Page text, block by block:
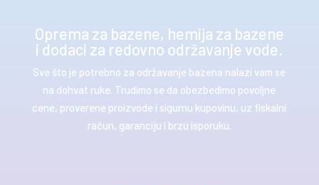
Oprema za bazene, hemija za bazene
i dodaci za redovno održavanje vode.
Sve što je potrebno za održavanje bazena nalazi vam se
na dohvat ruke. Trudimo se da obezbedimo povoljne
cene, proverene proizvode i sigurnu kupovinu, uz fiskalni
račun, garanciju i brzu isporuku.